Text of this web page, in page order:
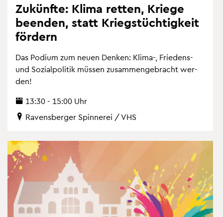
Zu­künf­te: Klima ret­ten, Krie­ge
be­en­den, statt Kriegs­tüch­tig­keit
för­dern
Das Po­di­um zum neuen Den­ken: Klima-, Frie­dens-
und So­zi­al­po­li­tik müs­sen zu­sam­men­ge­bracht wer­
den!
13:30 - 15:00 Uhr
Ra­vens­ber­ger Spin­ne­rei / VHS